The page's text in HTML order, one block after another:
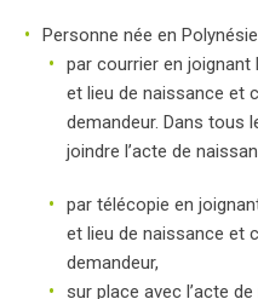
Personne née en
par courrier en joignant
et lieu de naissance et
demandeur. Dans tous
joindre l’acte de
par télécopie en
et lieu de naissance et
demandeur,
sur place avec l’acte